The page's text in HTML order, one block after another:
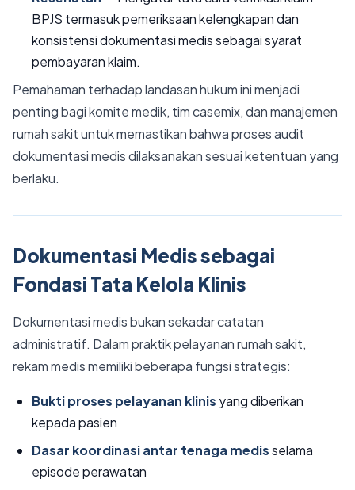
BPJS termasuk pemeriksaan kelengkapan dan
konsistensi dokumentasi medis sebagai syarat
pembayaran klaim.
Pemahaman terhadap landasan hukum ini menjadi
penting bagi komite medik, tim casemix, dan manajemen
rumah sakit untuk memastikan bahwa proses audit
dokumentasi medis dilaksanakan sesuai ketentuan yang
berlaku.
Dokumentasi Medis sebagai
Fondasi Tata Kelola Klinis
Dokumentasi medis bukan sekadar catatan
administratif. Dalam praktik pelayanan rumah sakit,
rekam medis memiliki beberapa fungsi strategis:
Bukti proses pelayanan klinis yang diberikan
kepada pasien
Dasar koordinasi antar tenaga medisselama
episode perawatan